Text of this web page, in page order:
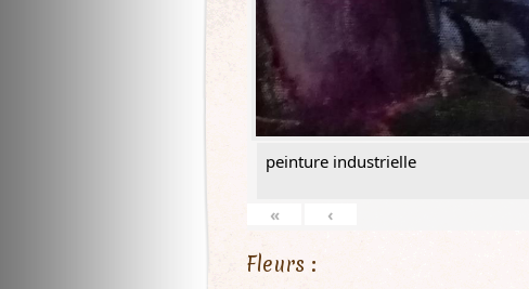
peinture industrielle
« ‹
Fleurs :